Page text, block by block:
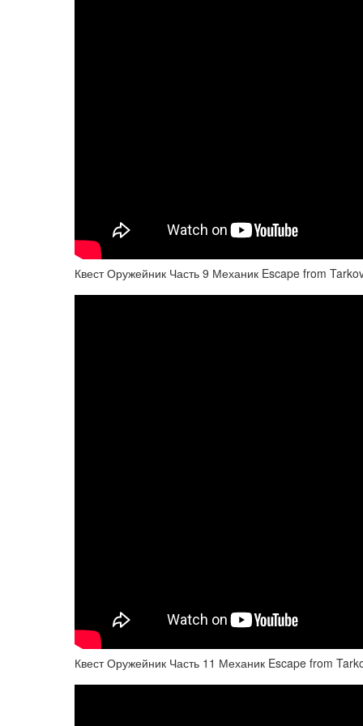
Квест Оружейник Часть 9 Механик Escape from
Квест Оружейник Часть 11 Механик Escape from